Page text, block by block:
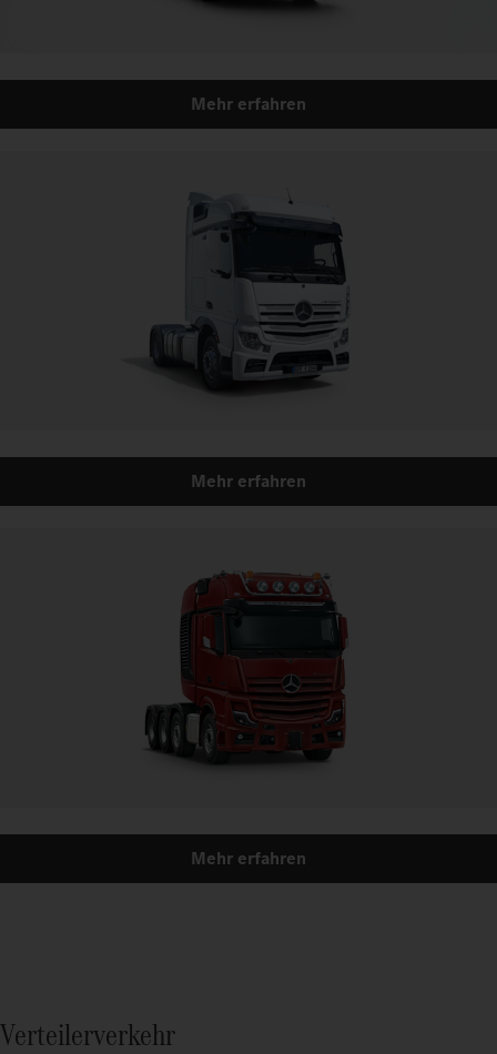
Mehr erfahren
Mehr erfahren
Mehr erfahren
Verteilerverkehr